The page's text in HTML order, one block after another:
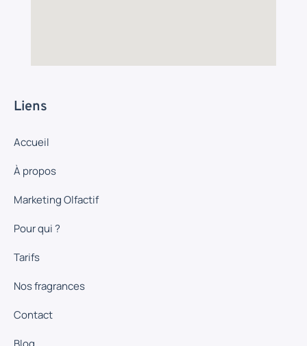
Liens
Accueil
À propos
Marketing Olfactif
Pour qui ?
Tarifs
Nos fragrances
Contact